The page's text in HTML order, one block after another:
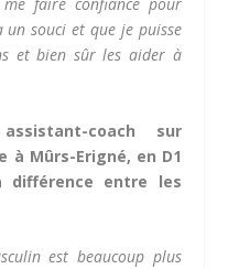
faire confiance pour
un souci et que je puisse
et bien sûr les aider à
coach sur
à Mûrs-Erigné, en D1
différence entre les
est beaucoup plus